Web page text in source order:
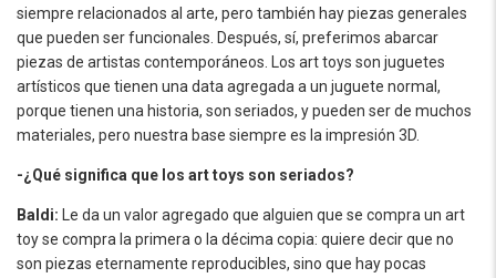
siempre relacionados al arte, pero también hay piezas generales
que pueden ser funcionales. Después, sí, preferimos abarcar
piezas de artistas contemporáneos. Los art toys son juguetes
artísticos que tienen una data agregada a un juguete normal,
porque tienen una historia, son seriados, y pueden ser de muchos
materiales, pero nuestra base siempre es la impresión 3D.
-¿Qué significa que los art toys son seriados?
Baldi: Le da un valor agregado que alguien que se compra un art
toy se compra la primera o la décima copia: quiere decir que no
son piezas eternamente reproducibles, sino que hay pocas